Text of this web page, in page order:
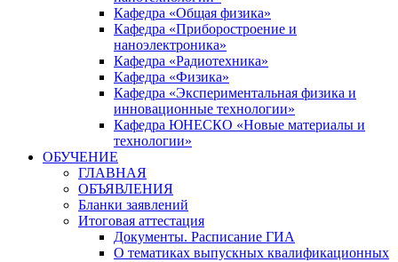
Кафедра «Общая физика»
Кафедра «Приборостроение и
наноэлектроника»
Кафедра «Радиотехника»
Кафедра «Физика»
Кафедра «Экспериментальная физика и
инновационные технологии»
Кафедра ЮНЕСКО «Новые материалы и
технологии»
ОБУЧЕНИЕ
ГЛАВНАЯ
ОБЪЯВЛЕНИЯ
Бланки заявлений
Итоговая аттестация
Документы. Расписание ГИА
О тематиках выпускных квалификационных